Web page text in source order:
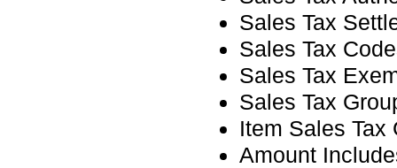
Sales Tax
Sales Tax
Sales Tax
Sales Tax
Item Sales Tax
Amount